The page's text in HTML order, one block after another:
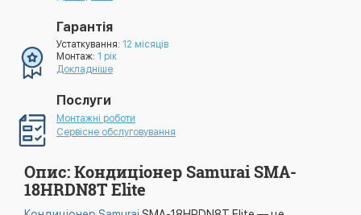
Гарантія
Устаткування: 12 місяців
Монтаж: 1 рік
Докладніше
Послуги
Монтажні роботи
Сервісне обслуговування
Опис: Кондиціонер Samurai SMA-
18HRDN8T Elite